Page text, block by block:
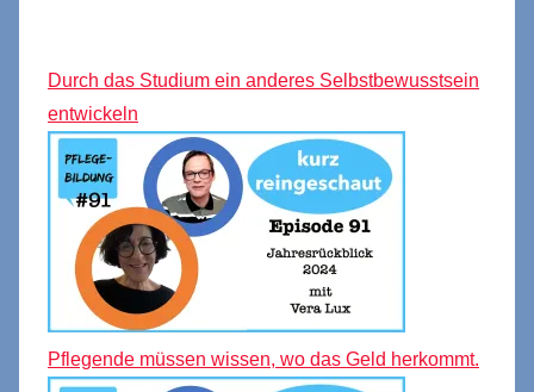
Durch das Studium ein anderes Selbstbewusstsein
entwickeln
Pflegende müssen wissen, wo das Geld herkommt.